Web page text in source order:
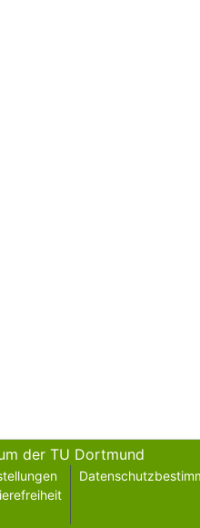
der TU Dortmund